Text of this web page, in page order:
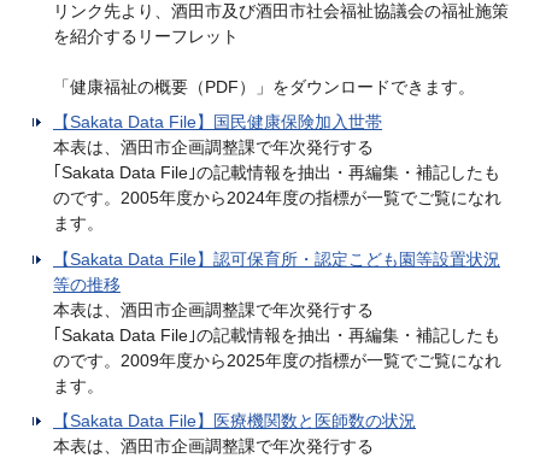
リンク先より、酒田市及び酒田市社会福祉協議会の福祉施策
を紹介するリーフレット
「健康福祉の概要（PDF）」をダウンロードできます。
【Sakata Data File】国民健康保険加入世帯
本表は、酒田市企画調整課で年次発行する
｢Sakata Data File｣の記載情報を抽出・再編集・補記したも
のです。2005年度から2024年度の指標が一覧でご覧になれ
ます。
【Sakata Data File】認可保育所・認定こども園等設置状況
等の推移
本表は、酒田市企画調整課で年次発行する
｢Sakata Data File｣の記載情報を抽出・再編集・補記したも
のです。2009年度から2025年度の指標が一覧でご覧になれ
ます。
【Sakata Data File】医療機関数と医師数の状況
本表は、酒田市企画調整課で年次発行する